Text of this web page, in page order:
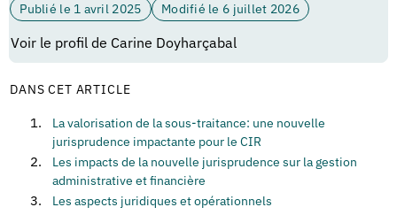
Publié le 1 avril 2025 Modifié le 6 juillet 2026
Voir le profil de Carine Doyharçabal
DANS CET ARTICLE
La valorisation de la sous-traitance: une nouvelle
jurisprudence impactante pour le CIR
Les impacts de la nouvelle jurisprudence sur la gestion
administrative et financière
Les aspects juridiques et opérationnels